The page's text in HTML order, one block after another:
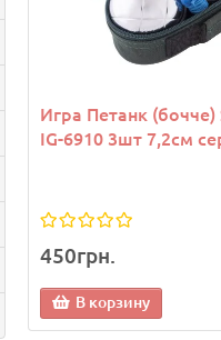
Игра Петанк (бочче)
IG-6910 3шт 7,2см
450грн.
В корзину